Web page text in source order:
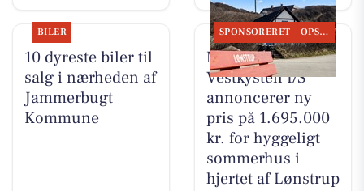
BILER
10 dyreste biler til
salg i nærheden af
Jammerbugt
Kommune
SPONSORERET OPSLAGSTAVLEN
Mæglerhuset
Vestkysten I/S
annoncerer ny
pris på 1.695.000
kr. for hyggeligt
sommerhus i
hjertet af Lønstrup